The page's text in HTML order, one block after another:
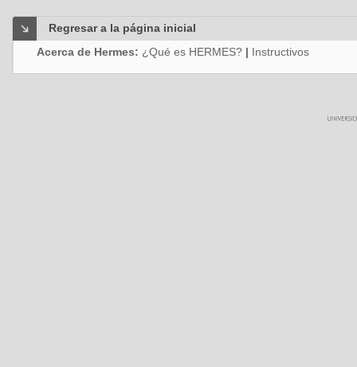
Regresar a la página inicial
Acerca de Hermes: ¿Qué es HERMES? | Instructivos